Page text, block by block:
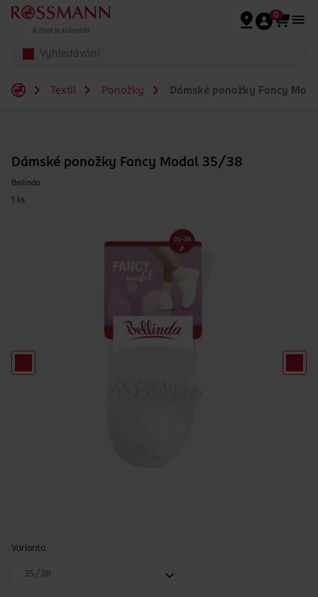
Přeskočit na hlavmní obsah
0
Textil Ponožky Dámské ponožky Fancy
Dámské ponožky Fancy Modal 35/38
Bellinda
1 ks
Varianta
35/38